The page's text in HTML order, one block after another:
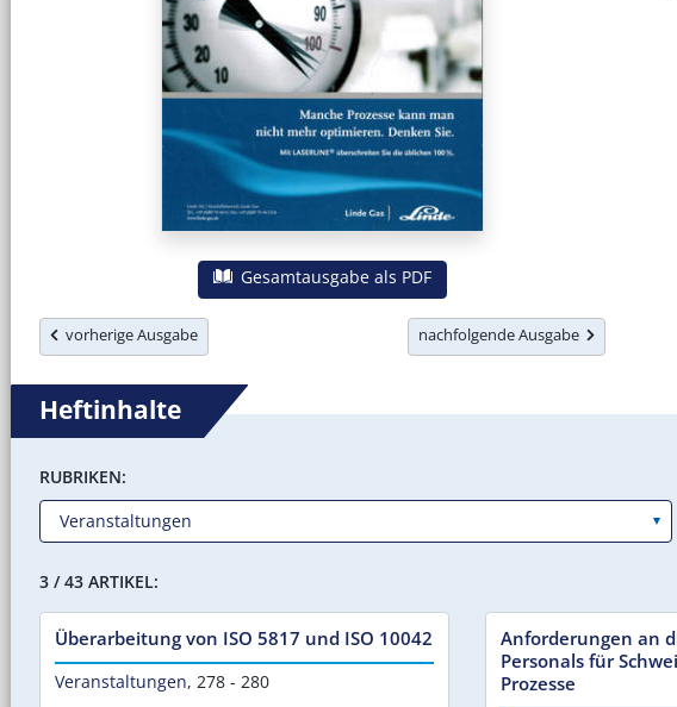
Gesamtausgabe als PDF
vorherige Ausgabe nachfolgende Ausgabe
Heftinhalte
RUBRIKEN:
3 / 43 ARTIKEL:
Überarbeitung von ISO 5817 und ISO 10042
Veranstaltungen, 278 - 280
Anforderungen an
Personals für
Prozesse